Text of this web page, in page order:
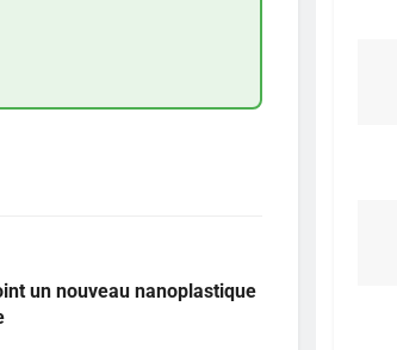
un nouveau nanoplastique